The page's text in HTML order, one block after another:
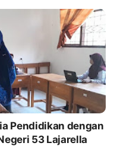
Pendidikan dengan
53 Lajarella